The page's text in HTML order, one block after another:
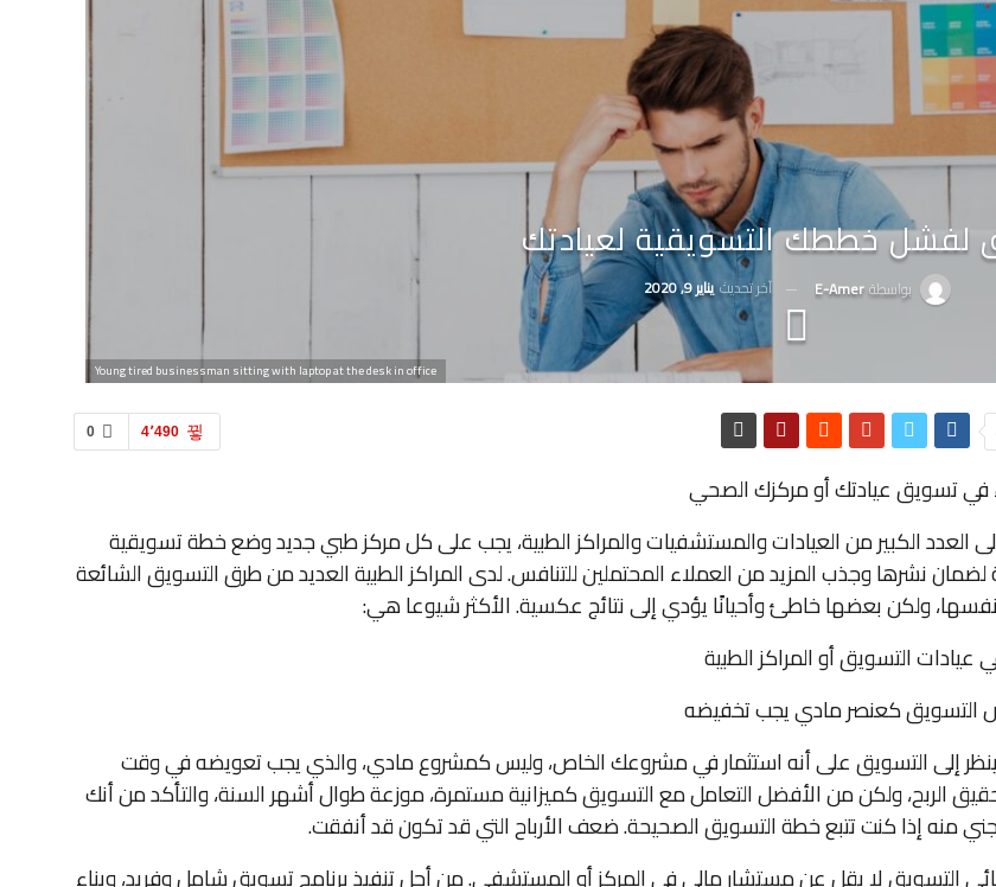
بواسطة E-Amer آخر تحديثيناير 9, 2020
Young tired businessman sitting with laptop at the desk in office
0 4٬490
إلى العدد الكبير من العيادات والمستشفيات والمراكز الطبية، يجب على كل مركز طبي جديد وضع خطة تسويقية
نشرها وجذب المزيد من العملاء المحتملين للتنافس. لدى المراكز الطبية العديد من طرق التسويق الشائعة
لنفسها، ولكن بعضها خاطئ وأحيانًا يؤدي إلى نتائج عكسية. الأكثر شيوعا هي:
عيادات التسويق أو المراكز الطبية
إلى التسويق على أنه استثمار في مشروعك الخاص، وليس كمشروع مادي، والذي يجب تعويضه في وقت
الربح، ولكن من الأفضل التعامل مع التسويق كميزانية مستمرة، موزعة طوال أشهر السنة، والتأكد من أنك
منه إذا كنت تتبع خطة التسويق الصحيحة. ضعف الأرباح التي قد تكون قد أنفقت.
التسويق لا يقل عن مستشار مالي في المركز أو المستشفى. من أجل تنفيذ برنامج تسويق شامل وفريد، وبناء